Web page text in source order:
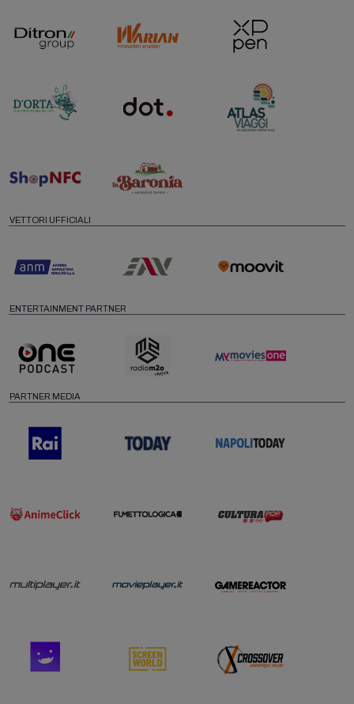
VETTORI UFFICIALI
ENTERTAINMENT PARTNER
PARTNER MEDIA